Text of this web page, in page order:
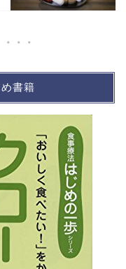
書籍